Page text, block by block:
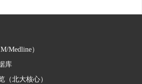
Medline）
库
（北大核心）